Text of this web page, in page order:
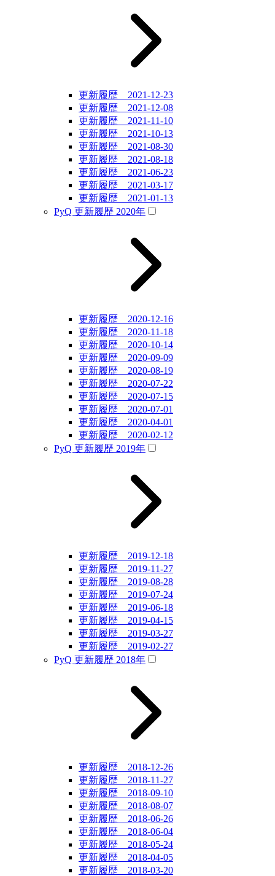
更新履歴 2021-12-23
更新履歴 2021-12-08
更新履歴 2021-11-10
更新履歴 2021-10-13
更新履歴 2021-08-30
更新履歴 2021-08-18
更新履歴 2021-06-23
更新履歴 2021-03-17
更新履歴 2021-01-13
PyQ 更新履歴 2020年
更新履歴 2020-12-16
更新履歴 2020-11-18
更新履歴 2020-10-14
更新履歴 2020-09-09
更新履歴 2020-08-19
更新履歴 2020-07-22
更新履歴 2020-07-15
更新履歴 2020-07-01
更新履歴 2020-04-01
更新履歴 2020-02-12
PyQ 更新履歴 2019年
更新履歴 2019-12-18
更新履歴 2019-11-27
更新履歴 2019-08-28
更新履歴 2019-07-24
更新履歴 2019-06-18
更新履歴 2019-04-15
更新履歴 2019-03-27
更新履歴 2019-02-27
PyQ 更新履歴 2018年
更新履歴 2018-12-26
更新履歴 2018-11-27
更新履歴 2018-09-10
更新履歴 2018-08-07
更新履歴 2018-06-26
更新履歴 2018-06-04
更新履歴 2018-05-24
更新履歴 2018-04-05
更新履歴 2018-03-20